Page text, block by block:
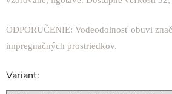
ODPORUČENIE: Vodeodolnosť obuvi
impregnačných prostriedkov.
Variant: